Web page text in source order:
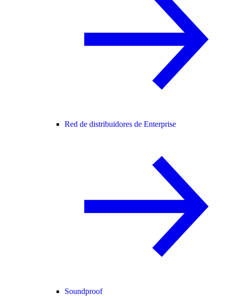
Red de distribuidores de Enterprise
Soundproof